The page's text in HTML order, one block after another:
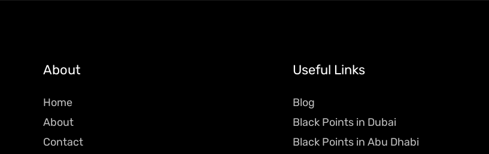
About
Home
About
Contact
Useful Links
Blog
Black Points in Dubai
Black Points in Abu Dhabi